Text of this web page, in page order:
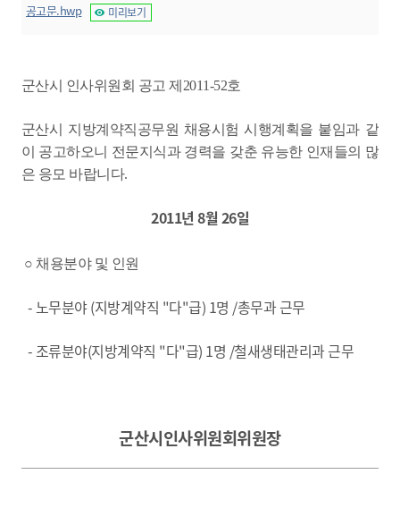
공고문.hwp 미리보기
군산시 인사위원회 공고 제2011-52호
군산시 지방계약직공무원 채용시험 시행계획을 붙임과 같
이 공고하오니 전문지식과 경력을 갖춘 유능한 인재들의 많
은 응모 바랍니다.
2011년 8월 26일
○ 채용분야 및 인원
- 노무분야 (지방계약직 "다"급) 1명 /총무과 근무
- 조류분야(지방계약직 "다"급) 1명 /철새생태관리과 근무
군산시인사위원회위원장